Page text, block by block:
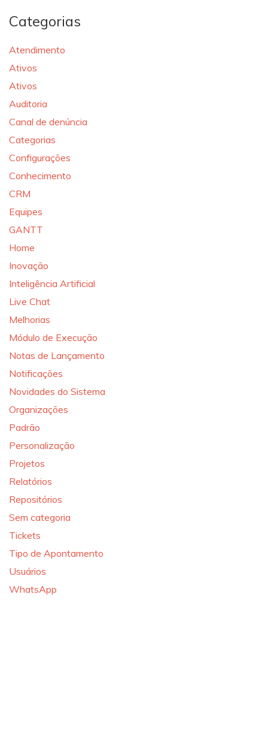
Categorias
Atendimento
Ativos
Ativos
Auditoria
Canal de denúncia
Categorias
Configurações
Conhecimento
CRM
Equipes
GANTT
Home
Inovação
Inteligência Artificial
Live Chat
Melhorias
Módulo de Execução
Notas de Lançamento
Notificações
Novidades do Sistema
Organizações
Padrão
Personalização
Projetos
Relatórios
Repositórios
Sem categoria
Tickets
Tipo de Apontamento
Usuários
WhatsApp